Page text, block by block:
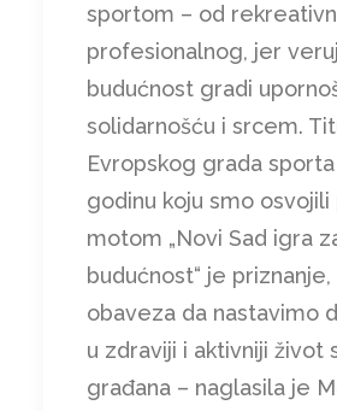
sportom – od
profesionalnog, jer
budućnost gradi
solidarnošću i srcem.
Evropskog grada
godinu koju smo osvojili
motom „Novi Sad igra
budućnost“ je priznanje,
obaveza da nastavimo
u zdraviji i aktivniji život
građana – naglasila je